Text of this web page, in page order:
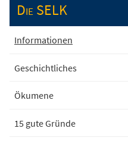
Die SELK
Informationen
Geschichtliches
Ökumene
15 gute Gründe